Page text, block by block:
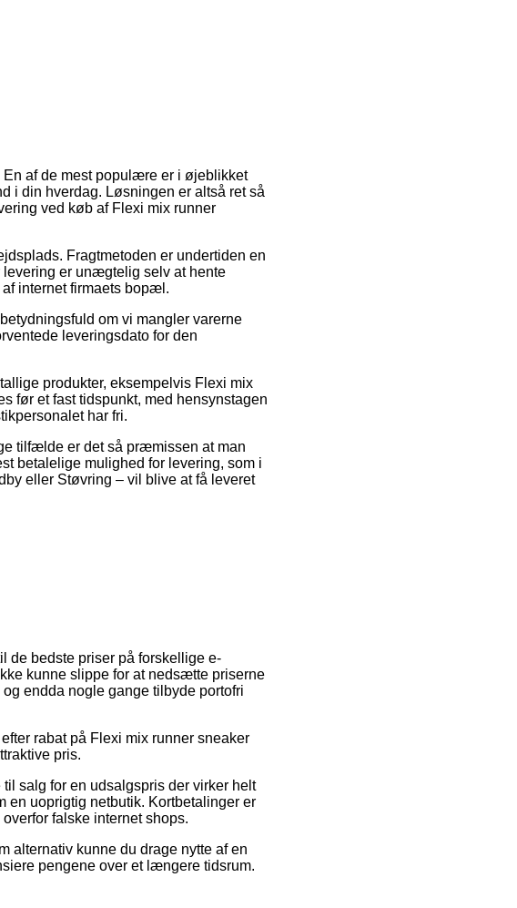
En af de mest populære er i øjeblikket
i din hverdag. Løsningen er altså ret så
ved køb af Flexi mix runner
Fragtmetoden er undertiden en
er unægtelig selv at hente
internet firmaets bopæl.
om vi mangler varerne
leveringsdato for den
produkter, eksempelvis Flexi mix
før et fast tidspunkt, med hensynstagen
har fri.
tilfælde er det så præmissen at man
betalelige mulighed for levering, som i
eller Støvring – vil blive at få leveret
de bedste priser på forskellige e-
kunne slippe for at nedsætte priserne
endda nogle gange tilbyde portofri
rabat på Flexi mix runner sneaker
pris.
salg for en udsalgspris der virker helt
uoprigtig netbutik. Kortbetalinger er
falske internet shops.
alternativ kunne du drage nytte af en
pengene over et længere tidsrum.